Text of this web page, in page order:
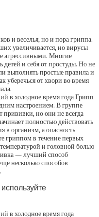
и веселья, но и пора гриппа.
увеличивается, но вирусы
агрессивными. Многие
и себя от простуды. Но не
выполнять простые правила и
уберечься от хвори во время
Грипп
настроением. В группе
но они не всегда
полностью действовать
в организм, а опасность
гриппом в течение первых
и головной болью
— лучший способ
несколько способов